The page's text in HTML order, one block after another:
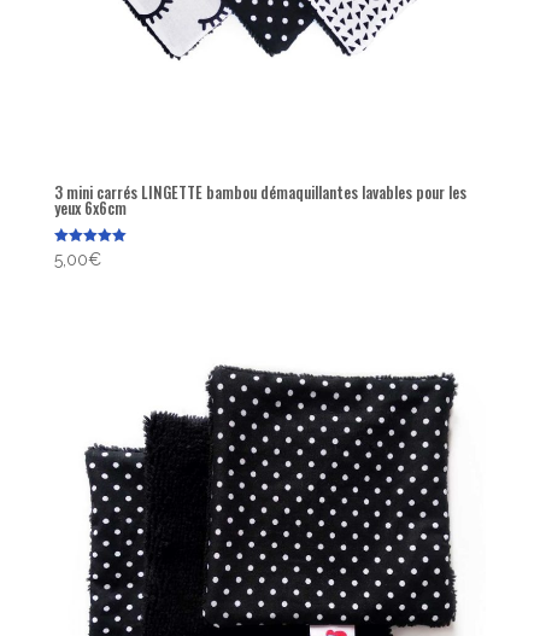
3 mini carrés LINGETTE bambou démaquillantes lavables pour les
yeux 6x6cm
Note
5.00
5,00€